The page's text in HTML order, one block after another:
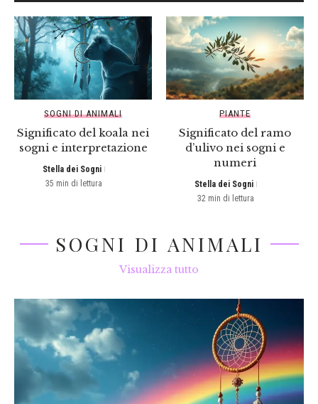
SOGNI DI ANIMALI
Significato del koala nei
sogni e interpretazione
Stella dei Sogni
35 min di lettura
PIANTE
Significato del ramo
d’ulivo nei sogni e
numeri
Stella dei Sogni
32 min di lettura
SOGNI DI ANIMALI
Visualizza tutto